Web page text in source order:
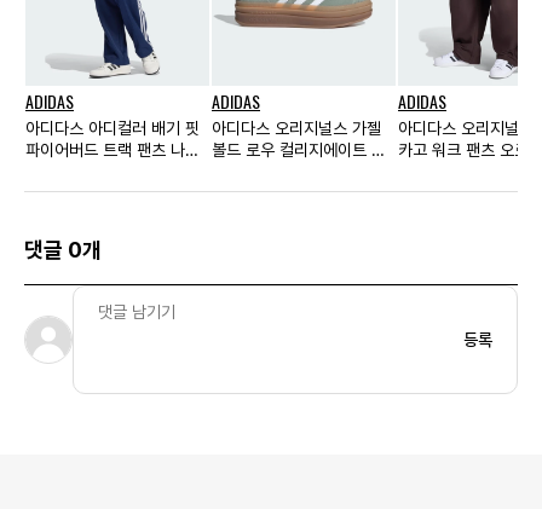
ADIDAS
아디다스 아디컬러 배기 핏
파이어버드 트랙 팬츠 나이
ADIDAS
아디다스 오리지널스 가젤
볼드 로우 컬리지에이트 그
ADIDAS
아디다스 오리지널스
카고 워크 팬츠 오로
댓글 0개
등록